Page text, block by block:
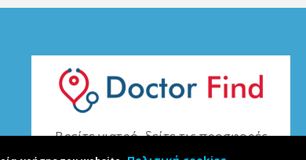
Βρείτε γιατρό, δείτε τις προσφορές